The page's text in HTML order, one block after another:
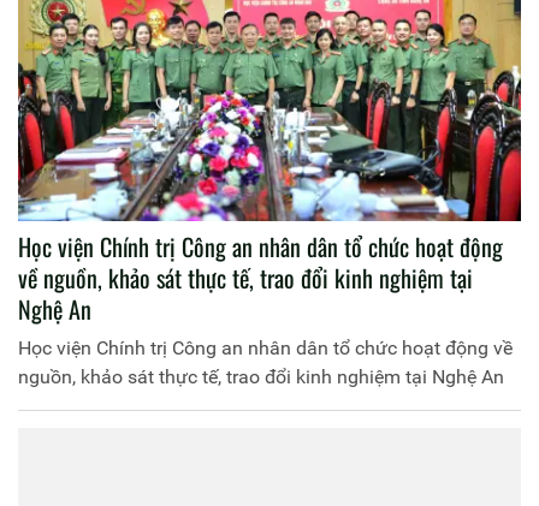
Học viện Chính trị Công an nhân dân tổ chức hoạt động
về nguồn, khảo sát thực tế, trao đổi kinh nghiệm tại
Nghệ An
Học viện Chính trị Công an nhân dân tổ chức hoạt động về
nguồn, khảo sát thực tế, trao đổi kinh nghiệm tại Nghệ An